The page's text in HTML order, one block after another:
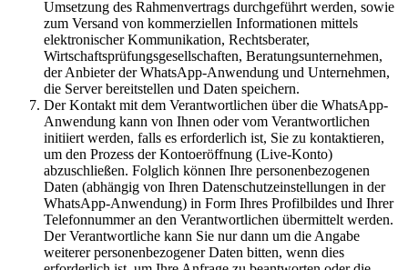
Umsetzung des Rahmenvertrags durchgeführt werden, sowie
zum Versand von kommerziellen Informationen mittels
elektronischer Kommunikation, Rechtsberater,
Wirtschaftsprüfungsgesellschaften, Beratungsunternehmen,
der Anbieter der WhatsApp-Anwendung und Unternehmen,
die Server bereitstellen und Daten speichern.
Der Kontakt mit dem Verantwortlichen über die WhatsApp-
Anwendung kann von Ihnen oder vom Verantwortlichen
initiiert werden, falls es erforderlich ist, Sie zu kontaktieren,
um den Prozess der Kontoeröffnung (Live-Konto)
abzuschließen. Folglich können Ihre personenbezogenen
Daten (abhängig von Ihren Datenschutzeinstellungen in der
WhatsApp-Anwendung) in Form Ihres Profilbildes und Ihrer
Telefonnummer an den Verantwortlichen übermittelt werden.
Der Verantwortliche kann Sie nur dann um die Angabe
weiterer personenbezogener Daten bitten, wenn dies